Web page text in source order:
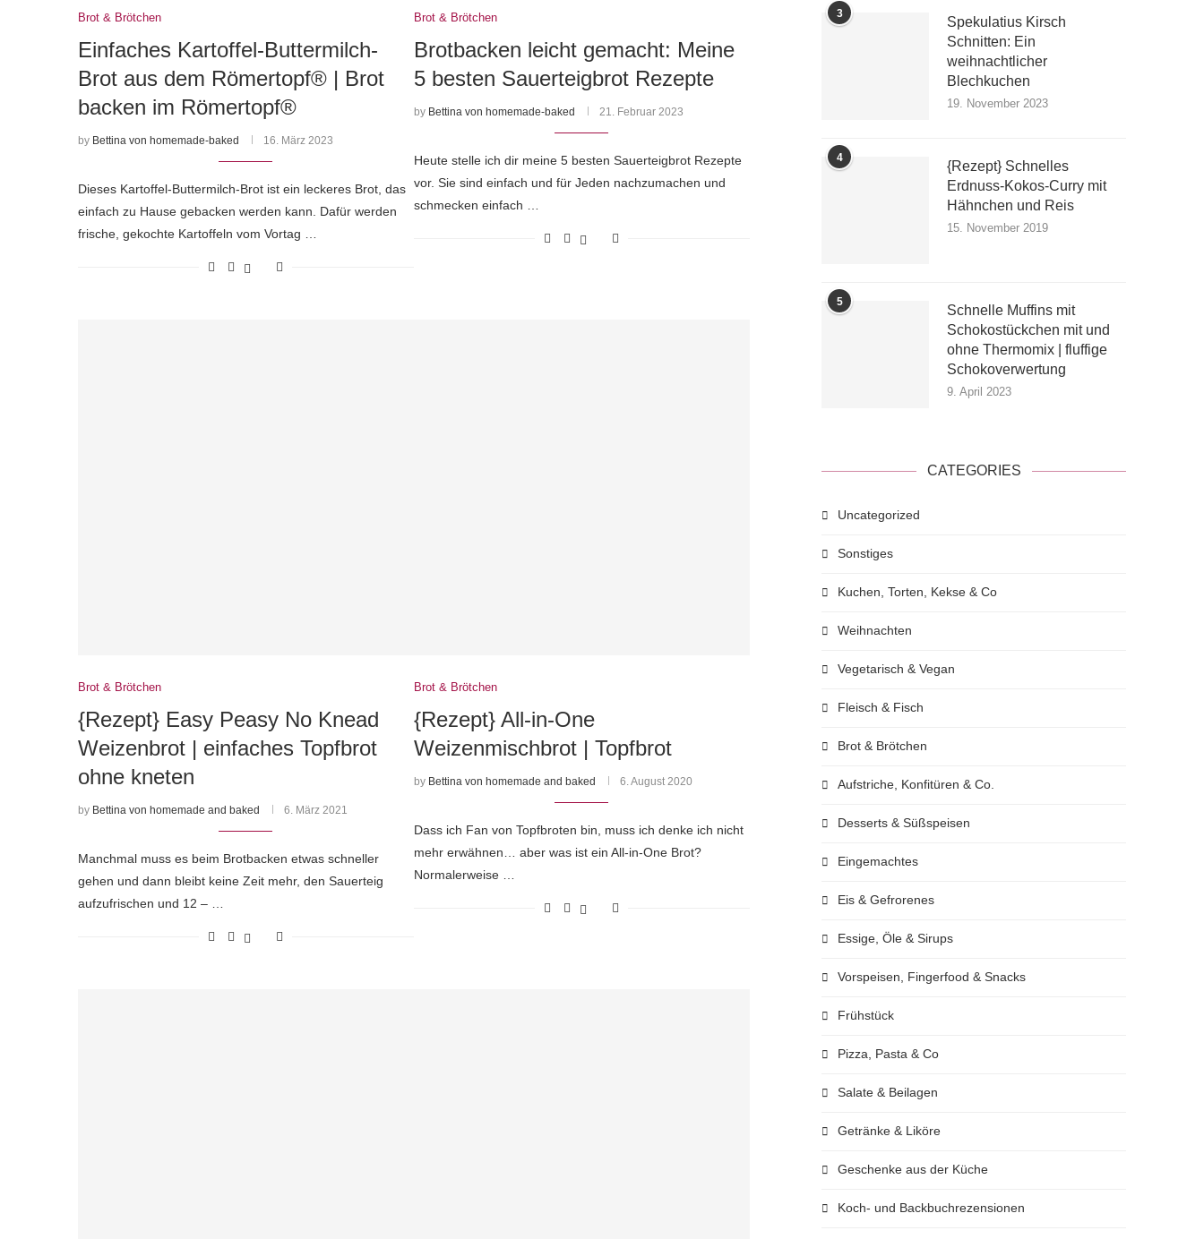
Brot & Brötchen
Einfaches Kartoffel-Buttermilch-
Brot aus dem Römertopf® | Brot
backen im Römertopf®
by Bettina von homemade-baked 16. März 2023
Dieses Kartoffel-Buttermilch-Brot ist ein leckeres Brot, das
einfach zu Hause gebacken werden kann. Dafür werden
frische, gekochte Kartoffeln vom Vortag …
Brot & Brötchen
Brotbacken leicht gemacht: Meine
5 besten Sauerteigbrot Rezepte
by Bettina von homemade-baked 21. Februar 2023
Heute stelle ich dir meine 5 besten Sauerteigbrot Rezepte
vor. Sie sind einfach und für Jeden nachzumachen und
schmecken einfach …
Brot & Brötchen
{Rezept} Easy Peasy No Knead
Weizenbrot | einfaches Topfbrot
ohne kneten
by Bettina von homemade and baked 6. März 2021
Manchmal muss es beim Brotbacken etwas schneller
gehen und dann bleibt keine Zeit mehr, den Sauerteig
aufzufrischen und 12 – …
Brot & Brötchen
{Rezept} All-in-One
Weizenmischbrot | Topfbrot
by Bettina von homemade and baked 6. August 2020
Dass ich Fan von Topfbroten bin, muss ich denke ich nicht
mehr erwähnen… aber was ist ein All-in-One Brot?
Normalerweise …
3
Spekulatius Kirsch
Schnitten: Ein
weihnachtlicher
Blechkuchen
19. November 2023
4
{Rezept} Schnelles
Erdnuss-Kokos-Curry mit
Hähnchen und Reis
15. November 2019
5
Schnelle Muffins mit
Schokostückchen mit und
ohne Thermomix | fluffige
Schokoverwertung
9. April 2023
CATEGORIES
Uncategorized
Sonstiges
Kuchen, Torten, Kekse & Co
Weihnachten
Vegetarisch & Vegan
Fleisch & Fisch
Brot & Brötchen
Aufstriche, Konfitüren & Co.
Desserts & Süßspeisen
Eingemachtes
Eis & Gefrorenes
Essige, Öle & Sirups
Vorspeisen, Fingerfood & Snacks
Frühstück
Pizza, Pasta & Co
Salate & Beilagen
Getränke & Liköre
Geschenke aus der Küche
Koch- und Backbuchrezensionen